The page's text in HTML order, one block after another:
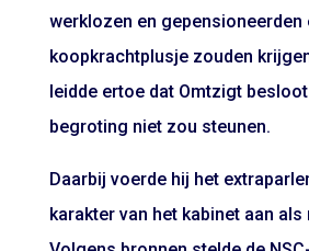
werklozen en gepensioneerden
koopkrachtplusje zouden
leidde ertoe dat Omtzigt
begroting niet zou steunen.
Daarbij voerde hij het
karakter van het kabinet aan als